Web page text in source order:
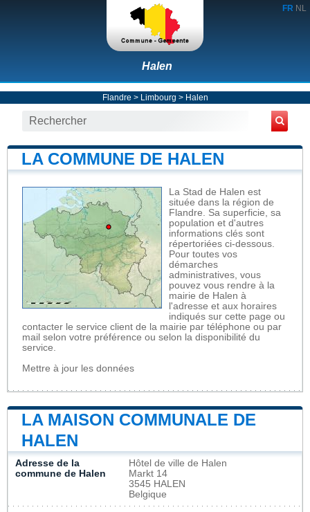
FR NL
Halen
Flandre > Limbourg > Halen
LA COMMUNE DE HALEN
La Stad de Halen est
située dans la région de
Flandre. Sa superficie, sa
population et d'autres
informations clés sont
répertoriées ci-dessous.
Pour toutes vos
démarches
administratives, vous
pouvez vous rendre à la
mairie de Halen à
l'adresse et aux horaires
indiqués sur cette page ou
contacter le service client de la mairie par téléphone ou par
mail selon votre préférence ou selon la disponibilité du
service.
Mettre à jour les données
LA MAISON COMMUNALE DE
HALEN
Adresse de la
commune de Halen
Hôtel de ville de Halen
Markt 14
3545 HALEN
Belgique